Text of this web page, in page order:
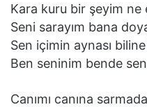
Kara kuru bir şeyim ne
Seni sarayım bana
Sen içimin aynası
Ben seninim bende
Canımı canına